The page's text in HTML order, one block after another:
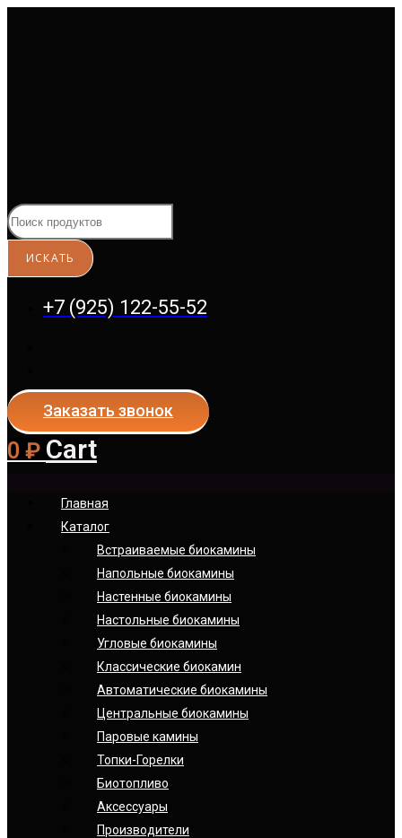
+7 (925) 122-55-52
Заказать звонок
0 ₽ Cart
Главная
Каталог
Встраиваемые биокамины
Напольные биокамины
Настенные биокамины
Настoльные биокамины
Угловые биокамины
Классические биокамин
Автоматические биокамины
Центральные биокамины
Паровые камины
Топки-Горелки
Биотопливо
Аксессуары
Производители